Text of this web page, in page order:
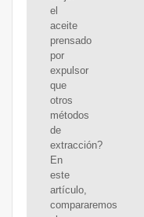
el
aceite
prensado
por
expulsor
que
otros
métodos
de
extracción?
En
este
artículo,
compararemos